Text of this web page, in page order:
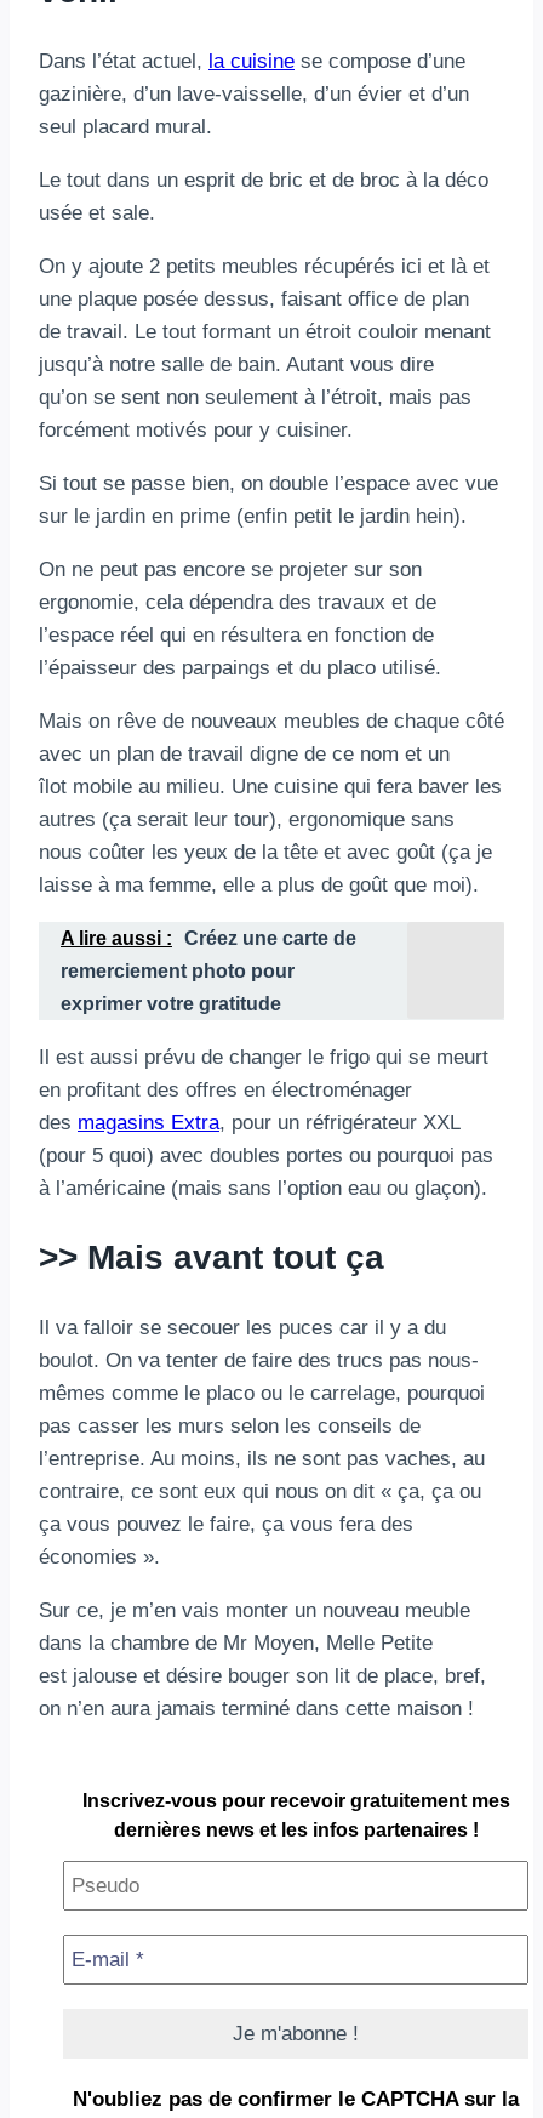
Dans l’état actuel, la cuisine se compose d’une
gazinière, d’un lave-vaisselle, d’un évier et d’un
seul placard mural.
Le tout dans un esprit de bric et de broc à la déco
usée et sale.
On y ajoute 2 petits meubles récupérés ici et là et
une plaque posée dessus, faisant office de plan
de travail. Le tout formant un étroit couloir menant
jusqu’à notre salle de bain. Autant vous dire
qu’on se sent non seulement à l’étroit, mais pas
forcément motivés pour y cuisiner.
Si tout se passe bien, on double l’espace avec vue
sur le jardin en prime (enfin petit le jardin hein).
On ne peut pas encore se projeter sur son
ergonomie, cela dépendra des travaux et de
l’espace réel qui en résultera en fonction de
l’épaisseur des parpaings et du placo utilisé.
Mais on rêve de nouveaux meubles de chaque côté
avec un plan de travail digne de ce nom et un
îlot mobile au milieu. Une cuisine qui fera baver les
autres (ça serait leur tour), ergonomique sans
nous coûter les yeux de la tête et avec goût (ça je
laisse à ma femme, elle a plus de goût que moi).
A lire aussi :
Créez une carte de
remerciement photo pour
exprimer votre gratitude
Il est aussi prévu de changer le frigo qui se meurt
en profitant des offres en électroménager
des magasins Extra, pour un réfrigérateur XXL
(pour 5 quoi) avec doubles portes ou pourquoi pas
à l’américaine (mais sans l’option eau ou glaçon).
>> Mais avant tout ça
Il va falloir se secouer les puces car il y a du
boulot. On va tenter de faire des trucs pas nous-
mêmes comme le placo ou le carrelage, pourquoi
pas casser les murs selon les conseils de
l’entreprise. Au moins, ils ne sont pas vaches, au
contraire, ce sont eux qui nous on dit « ça, ça ou
ça vous pouvez le faire, ça vous fera des
économies ».
Sur ce, je m’en vais monter un nouveau meuble
dans la chambre de Mr Moyen, Melle Petite
est jalouse et désire bouger son lit de place, bref,
on n’en aura jamais terminé dans cette maison !
Inscrivez-vous pour recevoir gratuitement mes
dernières news et les infos partenaires !
N'oubliez pas de confirmer le CAPTCHA sur la